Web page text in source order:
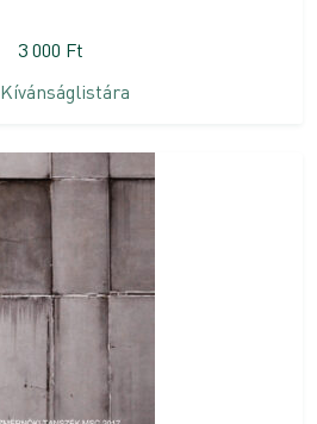
3 000 Ft
Kívánságlistára